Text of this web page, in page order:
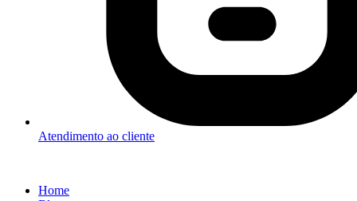
Atendimento ao cliente
Home